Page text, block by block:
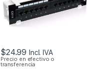
$24.99 Incl. IVA
Precio en efectivo o
transferencia